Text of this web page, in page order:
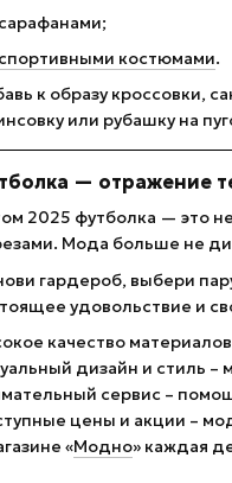
сарафанами;
спортивными костюмами.
к образу кроссовки,
или рубашку на
— отражение
2025 футболка — это
Мода больше не
гардероб, выбери
удовольствие и
качество
дизайн и стиль
сервис –
цены и акции –
«Модно» каждая